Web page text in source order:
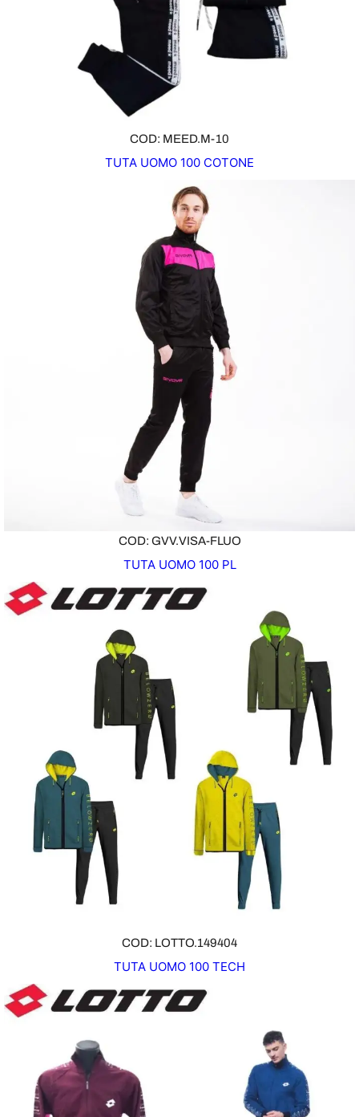
COD: MEED.M-10
TUTA UOMO 100 COTONE
COD: GVV.VISA-FLUO
TUTA UOMO 100 PL
COD: LOTTO.149404
TUTA UOMO 100 TECH